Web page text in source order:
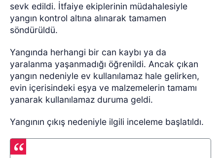
sevk edildi. İtfaiye ekiplerinin müdahalesiyle
yangın kontrol altına alınarak tamamen
söndürüldü.
Yangında herhangi bir can kaybı ya da
yaralanma yaşanmadığı öğrenildi. Ancak çıkan
yangın nedeniyle ev kullanılamaz hale gelirken,
evin içerisindeki eşya ve malzemelerin tamamı
yanarak kullanılamaz duruma geldi.
Yangının çıkış nedeniyle ilgili inceleme başlatıldı.